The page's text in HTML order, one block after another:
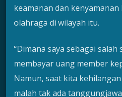
keamanan dan
olahraga di wilayah itu.
“Dimana saya sebagai
membayar uang member
Namun, saat kita
malah tak ada